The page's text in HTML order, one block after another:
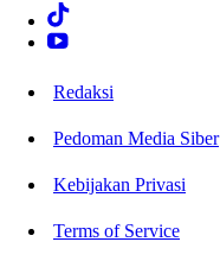
Redaksi
Pedoman Media Siber
Kebijakan Privasi
Terms of Service